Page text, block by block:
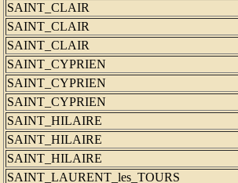
SAINT_CLAIR
SAINT_CLAIR
SAINT_CLAIR
SAINT_CYPRIEN
SAINT_CYPRIEN
SAINT_CYPRIEN
SAINT_HILAIRE
SAINT_HILAIRE
SAINT_HILAIRE
SAINT_LAURENT_les_TOURS